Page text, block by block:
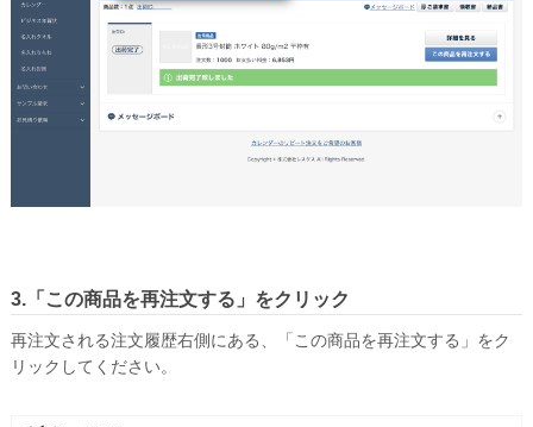
角形6号
角形7号
角形20号
お問い合わせ
見積請求
選べる注文方法
3.「この商品を再注文する」をクリック
再注文される注文履歴右側にある、「この商品を再注文する」をク
リックしてください。